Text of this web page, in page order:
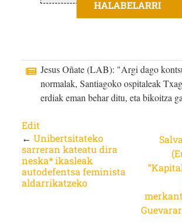
HALABELARRI
Jesus Oñate (LAB): "Argi dago
normalak, Santiagoko ospitaleak
erdiak eman behar ditu, eta bikoitza
Edit
← Unibertsitateko
sarreran kateatu dira
neska* ikasleak
autodefentsa feminista
aldarrikatzeko